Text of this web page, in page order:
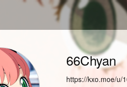
https://kxo.moe/u/